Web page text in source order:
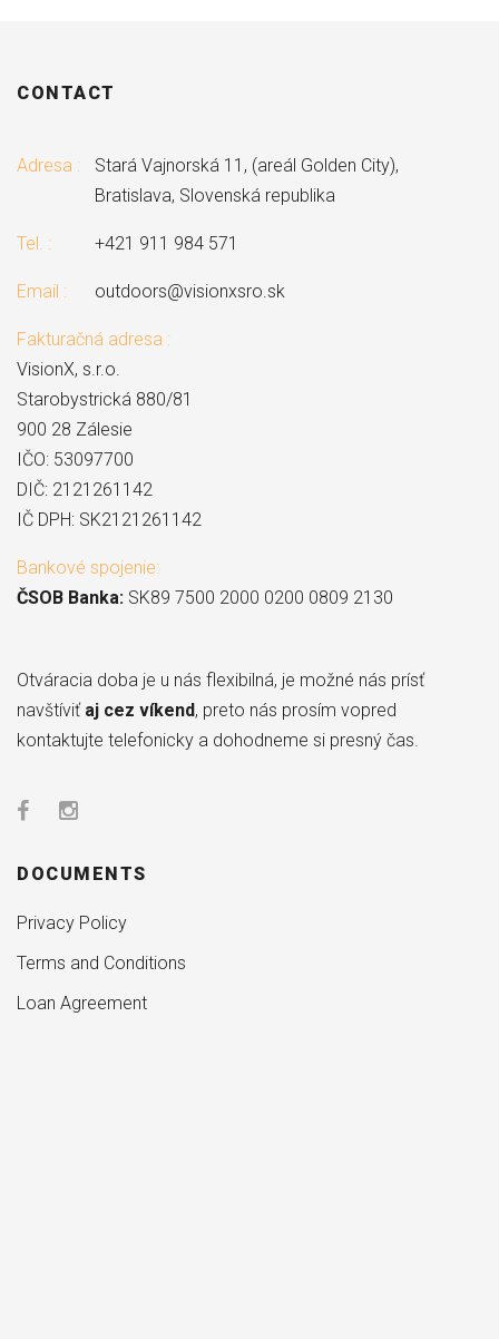
CONTACT
Adresa :
Stará Vajnorská 11, (areál Golden City),
Bratislava, Slovenská republika
Tel. : +421 911 984 571
Email : outdoors@visionxsro.sk
Fakturačná adresa :
VisionX, s.r.o.
Starobystrická 880/81
900 28 Zálesie
IČO: 53097700
DIČ: 2121261142
IČ DPH: SK2121261142
Bankové spojenie:
ČSOB Banka: SK89 7500 2000 0200 0809 2130
Otváracia doba je u nás flexibilná, je možné nás prísť
navštíviť aj cez víkend, preto nás prosím vopred
kontaktujte telefonicky a dohodneme si presný čas.
DOCUMENTS
Privacy Policy
Terms and Conditions
Loan Agreement